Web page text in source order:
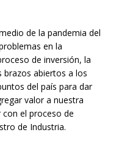
de la pandemia del
en la
de inversión, la
brazos abiertos a los
del país para dar
valor a nuestra
el proceso de
de Industria.